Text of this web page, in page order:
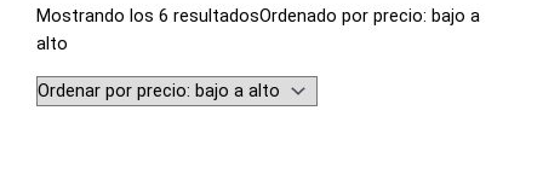
Mostrando los 6 resultadosOrdenado por precio: bajo a
alto